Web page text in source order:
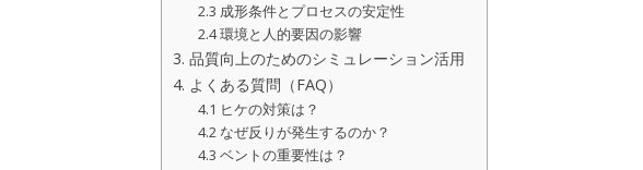
2.3 成形条件とプロセスの安定性
2.4 環境と人的要因の影響
3. 品質向上のためのシミュレーション活用
4. よくある質問（FAQ）
4.1 ヒケの対策は？
4.2 なぜ反りが発生するのか？
4.3 ベントの重要性は？